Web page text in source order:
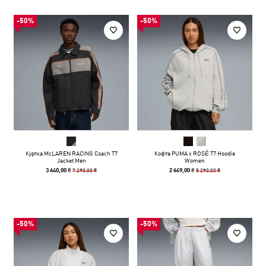
-50%
Куртка McLAREN RACING Coach T7
Jacket Men
3 640,00 ₴7 290,00 ₴
-50%
Кофта PUMA x ROSÉ T7 Hoodie
Women
2 649,00 ₴5 290,00 ₴
-50% -50%